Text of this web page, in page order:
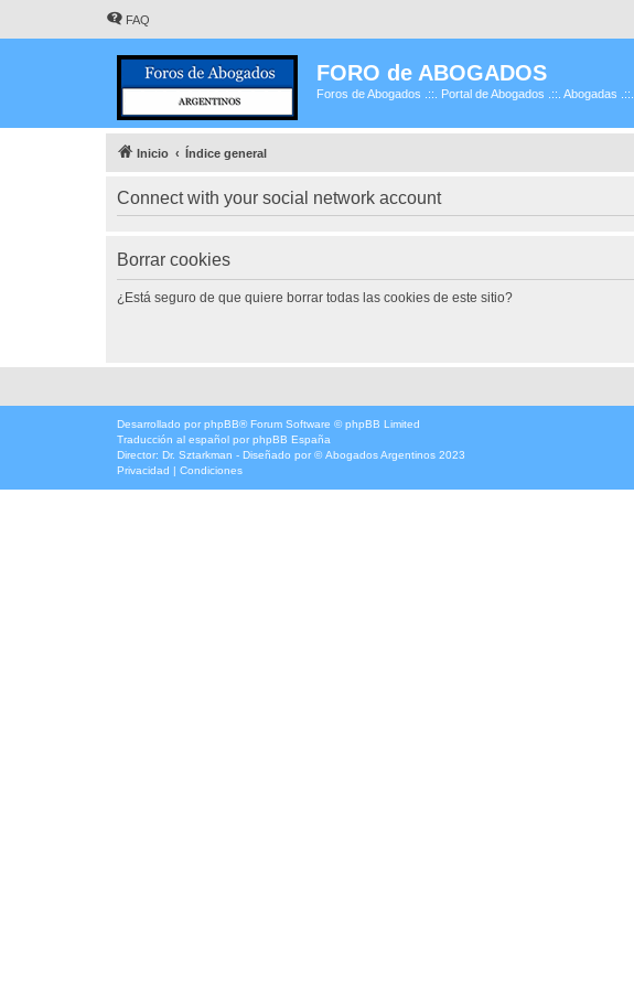
FAQ
FORO de ABOGADOS
Foros de Abogados .::. Portal de Abogados .::. Abogadas
Inicio Índice general
Connect with your social network account
Borrar cookies
¿Está seguro de que quiere borrar todas las cookies de este sitio?
Desarrollado por phpBB® Forum Software © phpBB Limited
Traducción al español por phpBB España
Director: Dr. Sztarkman - Diseñado por ©Abogados Argentinos 2023
Privacidad | Condiciones